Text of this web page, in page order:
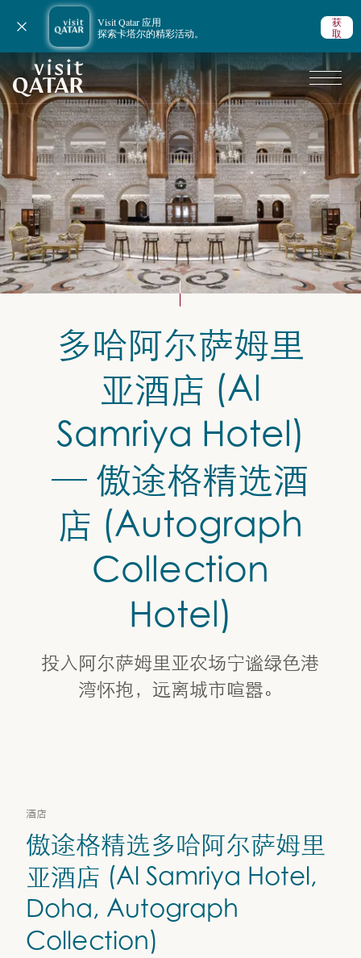
Visit Qatar 应用
探索卡塔尔的精彩活动。
获
取
关闭通知
VisitQatar 首页
卡塔尔住宿
多哈阿尔萨姆里亚酒店 (Al Samriya Hotel) — 傲途格
多哈阿尔萨姆里
亚酒店 (Al
Samriya Hotel)
— 傲途格精选酒
店 (Autograph
Collection
Hotel)
投入阿尔萨姆里亚农场宁谧绿色港
湾怀抱，远离城市喧嚣。
酒店
傲途格精选多哈阿尔萨姆里
亚酒店 (Al Samriya Hotel,
Doha, Autograph
Collection)